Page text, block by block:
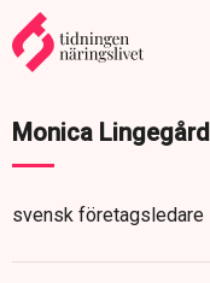
Monica Lingegård
svensk företagsledare